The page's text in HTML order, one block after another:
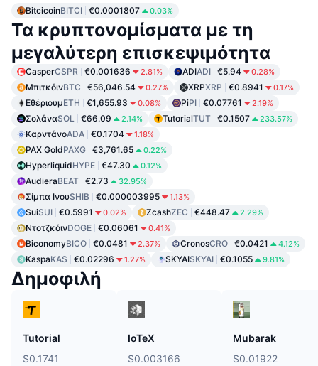
BitcicoinBITCI €0.0001807 0.03%
Τα κρυπτονομίσματα με τη
μεγαλύτερη επισκεψιμότητα
CasperCSPR €0.001636 2.81% ADIADI €5.94 0.28%
ΜπιτκόινBTC €56,046.54 0.27% XRPXRP €0.8941 0.17%
ΕθέριουμETH €1,655.93 0.08% PiPI €0.07761 2.19%
ΣολάναSOL €66.09 2.14% TutorialTUT €0.1507 233.57%
ΚαρντάνοADA €0.1704 1.18%
PAX GoldPAXG €3,761.65 0.22%
HyperliquidHYPE €47.30 0.12%
AudieraBEAT €2.73 32.95%
Σίμπα ΙνουSHIB €0.000003995 1.13%
SuiSUI €0.5991 0.02% ZcashZEC €448.47 2.29%
ΝτοτζκόινDOGE €0.06061 0.41%
BiconomyBICO €0.0481 2.37% CronosCRO €0.0421 4.12%
KaspaKAS €0.02296 1.27% SKYAISKYAI €0.1055 9.81%
Δημοφιλή
Tutorial
$0.1741
IoTeX
$0.003166
Mubarak
$0.01922